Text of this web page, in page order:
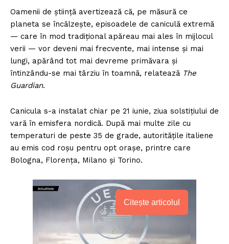
Oamenii de știință avertizează că, pe măsură ce
planeta se încălzește, episoadele de caniculă extremă
— care în mod tradițional apăreau mai ales în mijlocul
verii — vor deveni mai frecvente, mai intense și mai
lungi, apărând tot mai devreme primăvara și
întinzându-se mai târziu în toamnă, relatează The
Guardian.
Canicula s-a instalat chiar pe 21 iunie, ziua solstițiului de
vară în emisfera nordică. După mai multe zile cu
temperaturi de peste 35 de grade, autoritățile italiene
au emis cod roșu pentru opt orașe, printre care
Bologna, Florența, Milano și Torino.
Citește articolul